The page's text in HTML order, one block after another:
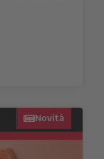
Novità